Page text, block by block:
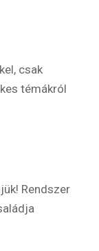
csak
témákról
Rendszer